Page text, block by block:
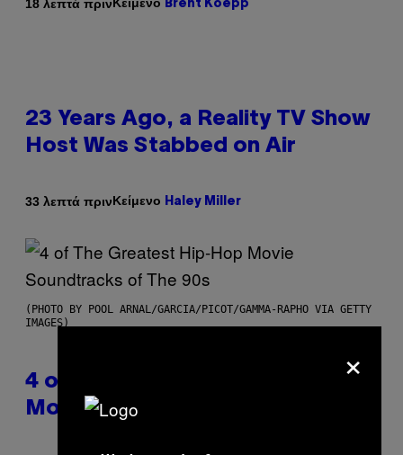
18 λεπτά πρινΚείμενο Brent Koepp
23 Years Ago, a Reality TV Show
Host Was Stabbed on Air
33 λεπτά πρινΚείμενο Haley Miller
(PHOTO BY POOL ARNAL/GARCIA/PICOT/GAMMA-RAPHO VIA GETTY
IMAGES)
4 of the Greatest Hip-Hop
Movie Soundtracks of the 90s
×